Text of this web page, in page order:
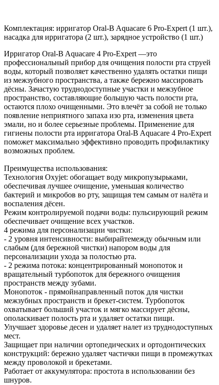
Комплектация: ирригатор Oral-B Aquacare 6 Pro-Expert (1 шт.),
насадка для ирригатора (2 шт.), зарядное устройство (1 шт.)
Ирригатор Oral-B Aquacare 4 Pro-Expert —это
профессиональный прибор для очищения полости рта струей
воды, который позволяет качественно удалять остатки пищи
из межзубного пространства, а также бережно массировать
дёсны. Зачастую труднодоступные участки и межзубное
пространство, составляющие большую часть полости рта,
остаются плохо очищенными. Это влечёт за собой не только
появление неприятного запаха изо рта, изменения цвета
эмали, но и более серьезные проблемы. Применение для
гигиены полости рта ирригатора Oral-B Aquacare 4 Pro-Expert
поможет максимально эффективно проводить профилактику
возможных проблем.
Преимущества использования:
Технология Oxyjet: обогащает воду микропузырьками,
обеспечивая лучшее очищение, уменьшая количество
бактерий и микробов во рту, защищая тем самым от налёта и
воспаления дёсен.
Режим контролируемой подачи воды: пульсирующий режим
обеспечивает очищение всех участков.
4 режима для персонализации чистки:
- 2 уровня интенсивности: выбирайтемежду обычным или
слабым (для бережной чистки) напором воды для
персонализации ухода за полостью рта.
- 2 режима потока: концентрированный монопоток и
вращательный турбопоток для бережного очищения
пространств между зубами.
Монопоток - прямойнаправленный поток для чистки
межзубных пространств и брекет-систем. Турбопоток
охватывает больший участок и мягко массирует дёсны,
ополаскивает полость рта и удаляет остатки пищи.
Улучшает здоровье десен и удаляет налет из труднодоступных
мест.
Защищает при наличии ортопедических и ортодонтических
конструкций: бережно удаляет частички пищи в промежутках
между проволокой и брекетами.
Работает от аккумулятора: простота в использовании без
шнуров.